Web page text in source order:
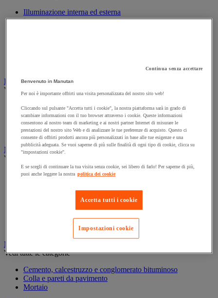
Illuminazione interna ed esterna
Lampada da officina
Ingrassaggio e lubrificazione
Vedi tutte le categorie
Anti-aderente
Attrezzi per lubrificazione
Grasso e olio
Lubrificante e sbloccante
Marcatura
Vedi tutte le categorie
Incisione
Marcatura permanente
Marcatura temporanea
Nastro adesivo di marcatura
Segnaletica in magazzino
Materiali per la finitura e l'edilizia
Vedi tutte le categorie
Cemento, calcestruzzo e conglomerato bituminoso
Colla e pareti da pavimento
Mortaio
Continua senza accettare
Benvenuto in Manutan
Per noi è importante offrirti una visita personalizzata del nostro sito web!
Cliccando sul pulsante "Accetta tutti i cookie", la nostra piattaforma sarà in grado di
scambiare informazioni con il tuo browser attraverso i cookie. Queste informazioni
consentono al nostro team di marketing e ai nostri partner Internet di misurare le
prestazioni del nostro sito Web e di analizzare le tue preferenze di acquisto. Questo ci
consente di offrirti prodotti ancora più personalizzati in base alle tue esigenze e una
pubblicità adeguata. Se vuoi saperne di più sulle finalità di ogni tipo di cookie, clicca su
"impostazioni cookie".
E se scegli di continuare la tua visita senza cookie, sei libero di farlo! Per saperne di più,
puoi anche leggere la nostra politica dei cookie
Accetta tutti i cookie
Impostazioni cookie